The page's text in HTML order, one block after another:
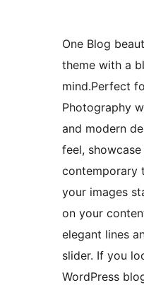
One Blog
theme with a
mind.Perfect
Photography
and modern
feel,
contemporary
your images
on your
elegant lines
slider. If you
WordPress